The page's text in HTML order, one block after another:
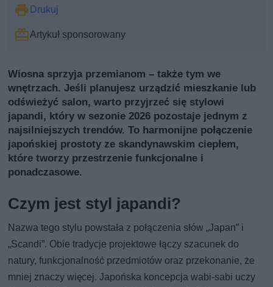
Drukuj
Artykuł sponsorowany
Wiosna sprzyja przemianom – także tym we
wnętrzach. Jeśli planujesz urządzić mieszkanie lub
odświeżyć salon, warto przyjrzeć się stylowi
japandi, który w sezonie 2026 pozostaje jednym z
najsilniejszych trendów. To harmonijne połączenie
japońskiej prostoty ze skandynawskim ciepłem,
które tworzy przestrzenie funkcjonalne i
ponadczasowe.
Czym jest styl japandi?
Nazwa tego stylu powstała z połączenia słów „Japan” i
„Scandi”. Obie tradycje projektowe łączy szacunek do
natury, funkcjonalność przedmiotów oraz przekonanie, że
mniej znaczy więcej. Japońska koncepcja wabi-sabi uczy